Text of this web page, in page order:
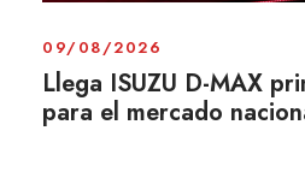
09/08/2026
Llega ISUZU D-MAX
para el mercado